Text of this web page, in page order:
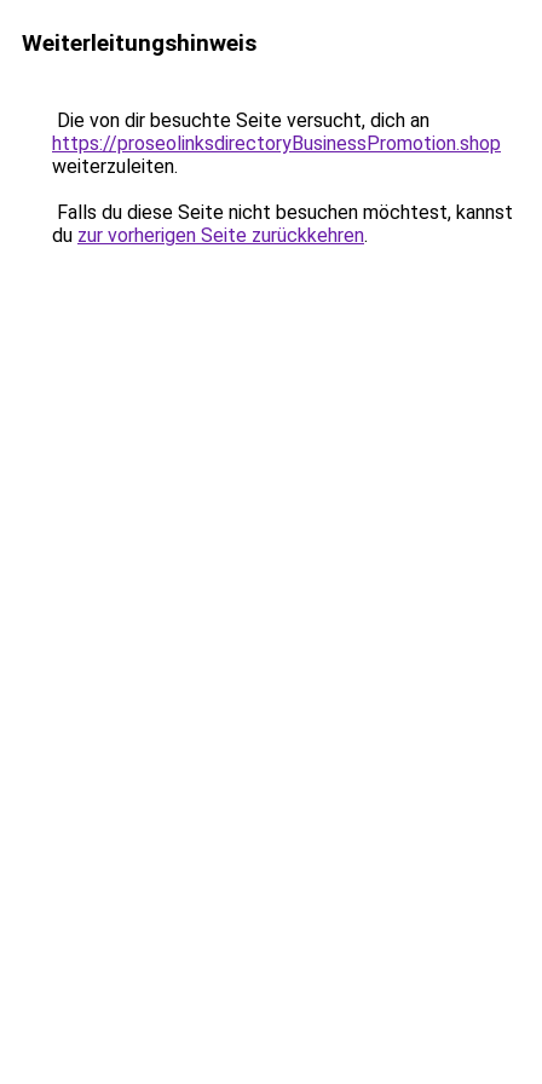
Weiterleitungshinweis
Die von dir besuchte Seite versucht, dich an
https://proseolinksdirectoryBusinessPromotion.shop
weiterzuleiten.
Falls du diese Seite nicht besuchen möchtest, kannst
du zur vorherigen Seite zurückkehren.